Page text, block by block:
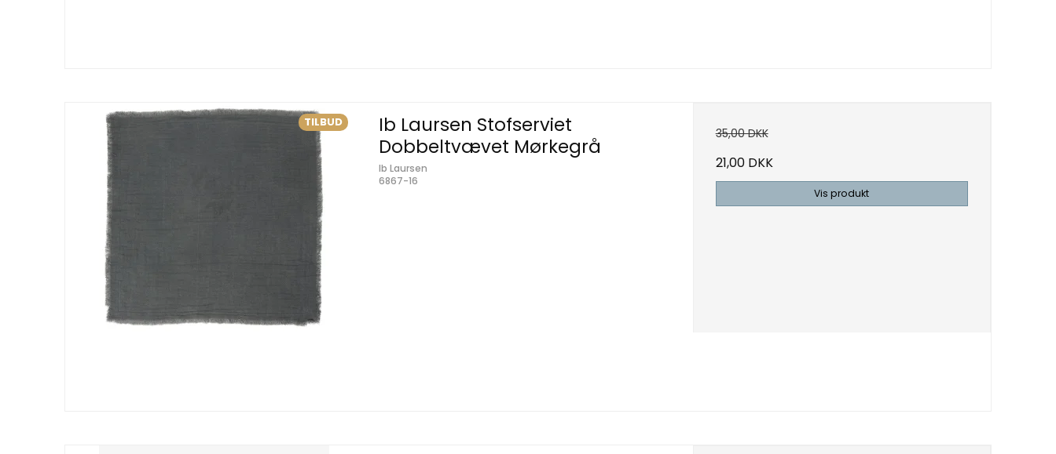
TILBUD
Ib Laursen Stofserviet
Dobbeltvævet Mørkegrå
Ib Laursen
6867-16
35,00 DKK
21,00 DKK
Vis produkt